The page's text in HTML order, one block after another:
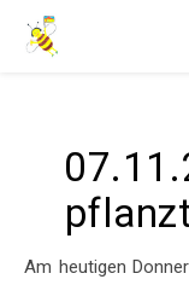
Am heutigen Donnerstag kam Herr Grütling, Seniortrainer der